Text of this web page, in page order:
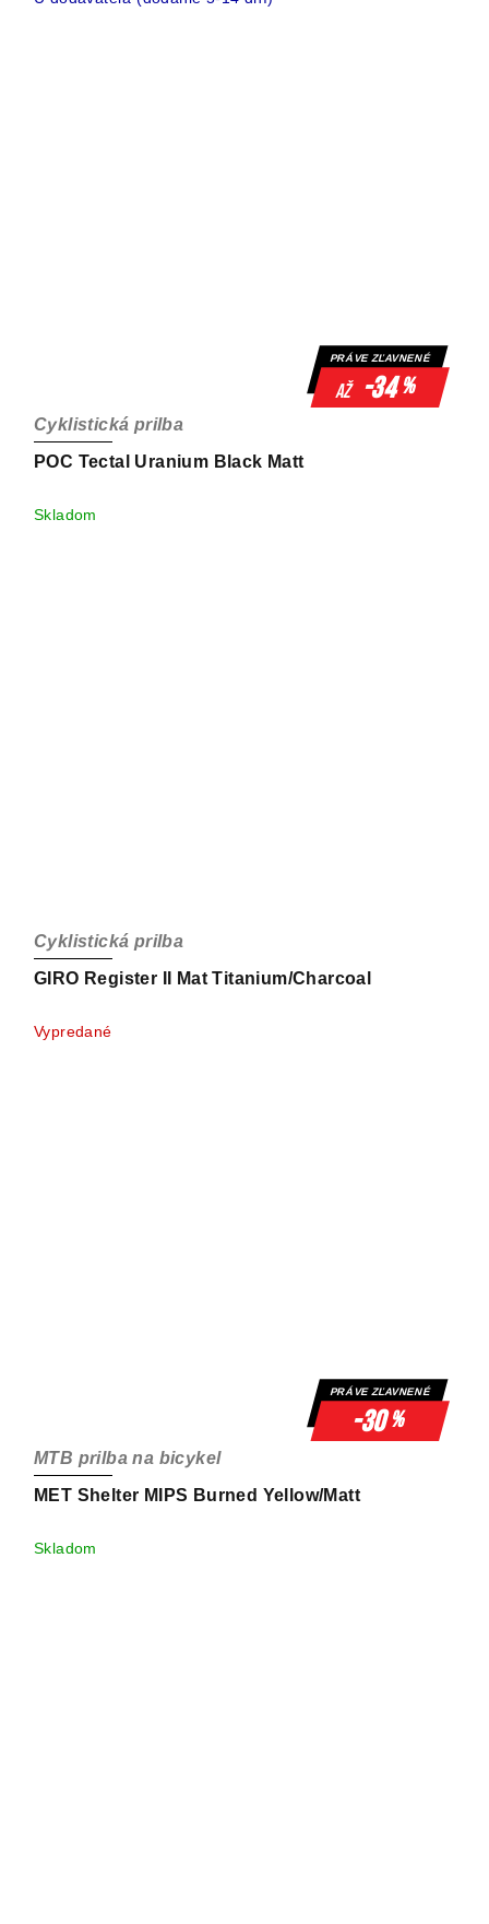
PRÁVE ZĽAVNENÉ
až -34%
POC Tectal Uranium Black Matt
Cyklistická prilba
Skladom
GIRO Register II Mat Titanium/Charcoal
Cyklistická prilba
Vypredané
PRÁVE ZĽAVNENÉ
-30%
MET Shelter MIPS Burned Yellow/Matt
MTB prilba na bicykel
Skladom